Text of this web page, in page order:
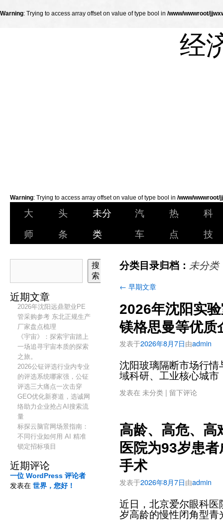
Warning: Trying to access array offset on value of type bool in /www/wwwroot/
经
Warning: Trying to access array offset on value of type bool in /www/wwwroot/
大
师
头
条
未分
类
汽
车
热
点
科
技
搜
索
近期文章
2026年沈阳远鼎塑业PE
管采购参考 东北正规生产
厂家盘点梳理
《宇宙》：探索宇宙踏上
一场追寻宇宙本质的探索
之旅。
2026公钲评选行业内专业
的评选系统哪家强，公钲
评选三大痛点一次击穿
GEO优化新赛道，选诚网
络助力企业抢占AI搜索流
量
标探云脑官网场景指南：
不同行业如何用 AI 精准
锁定招标项目
近期评论
一位 WordPress 评论者
发表在 世界，您好！
分类目录归档： 未分类
← 早期文章
2026年沈阳实
镁格思曼等优质
发表于2026年8月7日由admin
沈阳玻璃隔断市场行
域科研、工业核心城
发表在 未分类 | 留下评论
高龄、高危、
医院为93岁患
手术
发表于2026年8月7日由admin
近日，北京爱尔眼科
岁高龄的慢性闭角型